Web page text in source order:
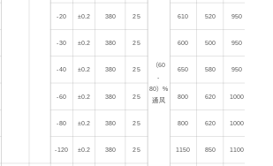
（60
-
80）%
通风
-20 ±0.2 380 25 610 520 950
-30 ±0.2 380 25 600 500 950
-40 ±0.2 380 25 650 580 950
-60 ±0.2 380 25 800 620 1000
-80 ±0.2 380 25 800 620 1000
-120 ±0.2 380 25 1150 850 1100